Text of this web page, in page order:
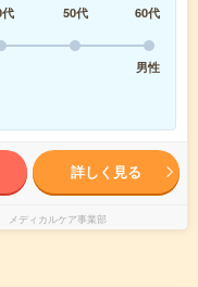
50代
60代
男性
詳しく見る
メディカルケア事業部